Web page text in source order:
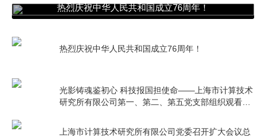
热烈庆祝中华人民共和国成立76周年！
热烈庆祝中华人民共和国成立76周年！
光影铸魂鉴初心 科技报国担使命——上海市计算技术
研究所有限公司第一、第二、第五党支部组织观看电
上海市计算技术研究所有限公司党委召开扩大会议总